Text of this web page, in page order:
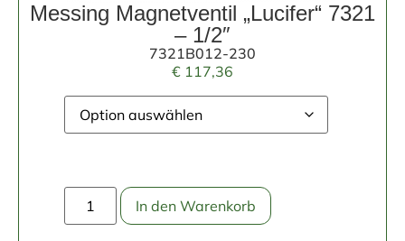
Messing Magnetventil „Lucifer“ 7321
– 1/2″
7321B012-230
€ 117,36
In den Warenkorb